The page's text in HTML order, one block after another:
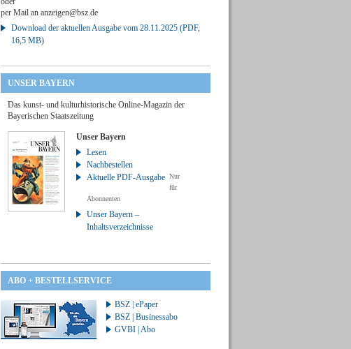
per Mail an anzeigen@bsz.de
Download der aktuellen Ausgabe vom 28.11.2025 (PDF,
16,5 MB)
UNSER BAYERN
Das kunst- und kulturhistorische Online-Magazin der
Bayerischen Staatszeitung
Unser Bayern
Lesen
Nachbestellen
Aktuelle PDF-Ausgabe Nur
für
Abonnenten
Unser Bayern –
Inhaltsverzeichnisse
ABO + BESTELLSERVICE
BSZ | ePaper
BSZ | Businessabo
GVBI | Abo